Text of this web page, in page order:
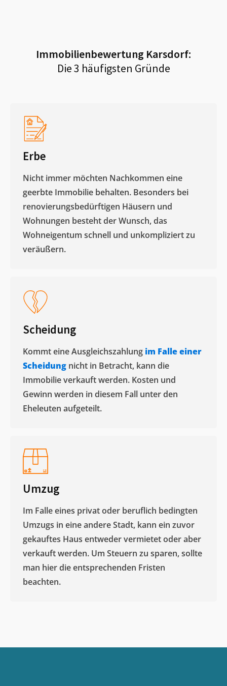
Immobilienbewertung Karsdorf:
Die 3 häufigsten Gründe
Erbe
Nicht immer möchten Nachkommen eine
geerbte Immobilie behalten. Besonders bei
renovierungsbedürftigen Häusern und
Wohnungen besteht der Wunsch, das
Wohneigentum schnell und unkompliziert zu
veräußern. ​
Scheidung
Kommt eine Ausgleichszahlung im Falle einer
Scheidung nicht in Betracht, kann die
Immobilie verkauft werden. Kosten und
Gewinn werden in diesem Fall unter den
Eheleuten aufgeteilt.​
Umzug
Im Falle eines privat oder beruflich bedingten
Umzugs in eine andere Stadt, kann ein zuvor
gekauftes Haus entweder vermietet oder aber
verkauft werden. Um Steuern zu sparen, sollte
man hier die entsprechenden Fristen
beachten.